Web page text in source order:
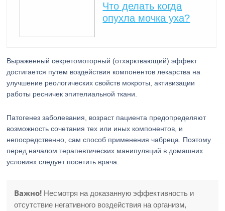
Что делать когда
опухла мочка уха?
Выраженный секретомоторный (отхарктвающий) эффект
достигается путем воздействия компонентов лекарства на
улучшение реологических свойств мокроты, активизации
работы ресничек эпителиальной ткани.
Патогенез заболевания, возраст пациента предопределяют
возможность сочетания тех или иных компонентов, и
непосредственно, сам способ применения чабреца. Поэтому
перед началом терапевтических манипуляций в домашних
условиях следует посетить врача.
Важно! Несмотря на доказанную эффективность и
отсутствие негативного воздействия на организм,